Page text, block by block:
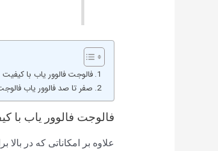
فالوجت فالوور یاب با کیفیت
صفر تا صد فالوور یاب
فالوجت فالوور یاب با
علاوه بر امکاناتی که در